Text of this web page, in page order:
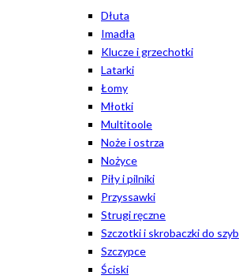
Dłuta
Imadła
Klucze i grzechotki
Latarki
Łomy
Młotki
Multitoole
Noże i ostrza
Nożyce
Piły i pilniki
Przyssawki
Strugi ręczne
Szczotki i skrobaczki do szyb
Szczypce
Ściski